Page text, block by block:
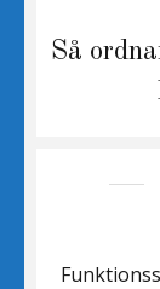
Next
Så